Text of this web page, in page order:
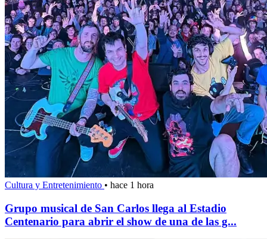
Cultura y Entretenimiento • hace 1 hora
Grupo musical de San Carlos llega al Estadio
Centenario para abrir el show de una de las g...